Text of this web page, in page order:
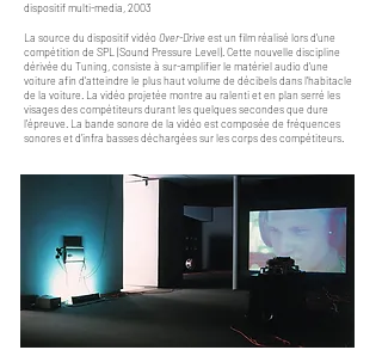
dispositif multi-media, 2003
La source du dispositif vidéoOver-Driveest un film réalisé lors d’une
compétition de SPL (Sound Pressure Level). Cette nouvelle discipline
dérivée du Tuning, consiste à sur-amplifier le matériel audio d’une
voiture afin d’atteindre le plus haut volume de décibels dans l’habitacle
de la voiture. La vidéo projetée montre au ralenti et en plan serré les
visages des compétiteurs durant les quelques secondes que dure
l’épreuve. La bande sonore de la vidéo est composée de fréquences
sonores et d'infra basses déchargées sur les corps des compétiteurs.